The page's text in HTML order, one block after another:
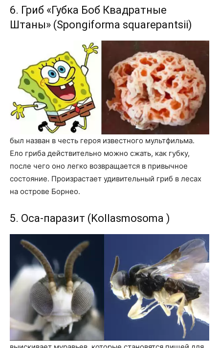
6. Гриб «Губка Боб Квадратные
Штаны» (Spongiforma squarepantsii)
был назван в честь героя известного мультфильма.
Ело гриба действительно можно сжать, как губку,
после чего оно легко возвращается в привычное
состояние. Произрастает удивительный гриб в лесах
на острове Борнео.
5. Оса-паразит (Kollasmosoma )